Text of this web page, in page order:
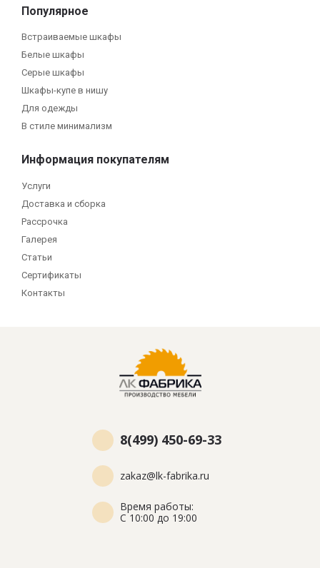
Популярное
Встраиваемые шкафы
Белые шкафы
Серые шкафы
Шкафы-купе в нишу
Для одежды
В стиле минимализм
Информация покупателям
Услуги
Доставка и сборка
Рассрочка
Галерея
Статьи
Сертификаты
Контакты
8(499) 450-69-33
zakaz@lk-fabrika.ru
Время работы:
С 10:00 до 19:00